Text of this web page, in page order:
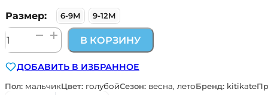
Размер: 6-9М 9-12М
Количество
товара
двойка
для
В КОРЗИНУ
ДОБАВИТЬ В ИЗБРАННОЕ
Пол: мальчикЦвет: голубойСезон: весна, летоБренд: kitikate